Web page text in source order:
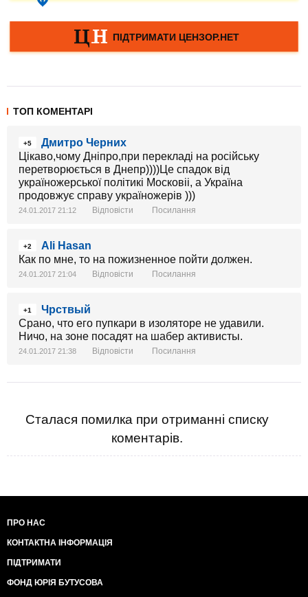
ТОП КОМЕНТАРІ
+5
Дмитро Черних
Цікаво,чому Дніпро,при перекладі на російську
перетворюється в Днепр))))Це спадок від
україножерської політикі Московіі, а Україна
продовжує справу україножерів )))
24.01.2017 21:12 Відповісти Посилання
+2
Ali Hasan
Как по мне, то на пожизненное пойти должен.
24.01.2017 21:04 Відповісти Посилання
+1
Чрствый
Срано, что его пупкари в изоляторе не удавили.
Ничо, на зоне посадят на шабер активисты.
24.01.2017 21:38 Відповісти Посилання
Сталася помилка при отриманні списку
коментарів.
ПРО НАС
КОНТАКТНА ІНФОРМАЦІЯ
ПІДТРИМАТИ
ФОНД ЮРІЯ БУТУСОВА